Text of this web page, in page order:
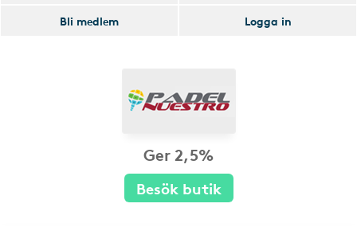
Bli medlem
Logga in
Ger 2,5%
Besök butik